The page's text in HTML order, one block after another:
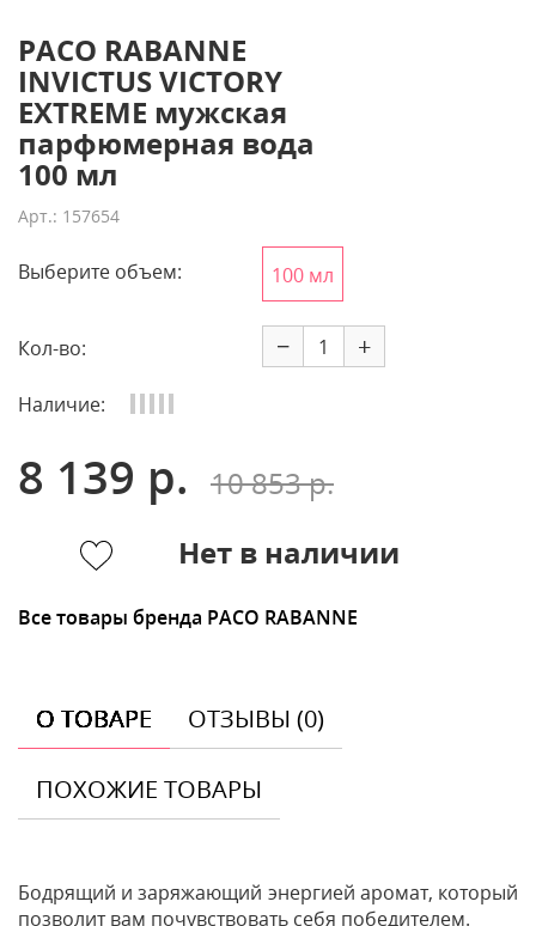
PACO RABANNE
INVICTUS VICTORY
EXTREME мужская
парфюмерная вода
100 мл
Арт.: 157654
Выберите объем: 100 мл
Кол-во: − +
Наличие:
8 139 р.
10 853 р.
Нет в наличии
Все товары бренда PACO RABANNE
О ТОВАРЕ ОТЗЫВЫ (0)
ПОХОЖИЕ ТОВАРЫ
Бодрящий и заряжающий энергией аромат, который
позволит вам почувствовать себя победителем.